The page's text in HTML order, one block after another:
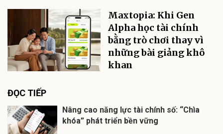
Maxtopia: Khi Gen
Alpha học tài chính
bằng trò chơi thay vì
những bài giảng khô
khan
ĐỌC TIẾP
Nâng cao năng lực tài chính số: “Chìa
khóa” phát triển bền vững